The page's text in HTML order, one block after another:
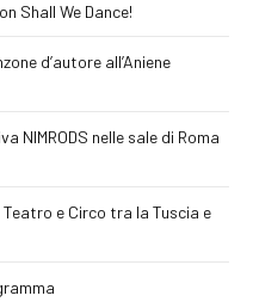
Shall We Dance!
d’autore all’Aniene
NIMRODS nelle sale di Roma
e Circo tra la Tuscia e